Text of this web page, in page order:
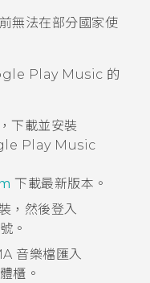
無法在部分國家使
Play Music 的
下載並安裝
Play Music
下載最新版本。
，然後登入
。
音樂檔匯入
櫃。